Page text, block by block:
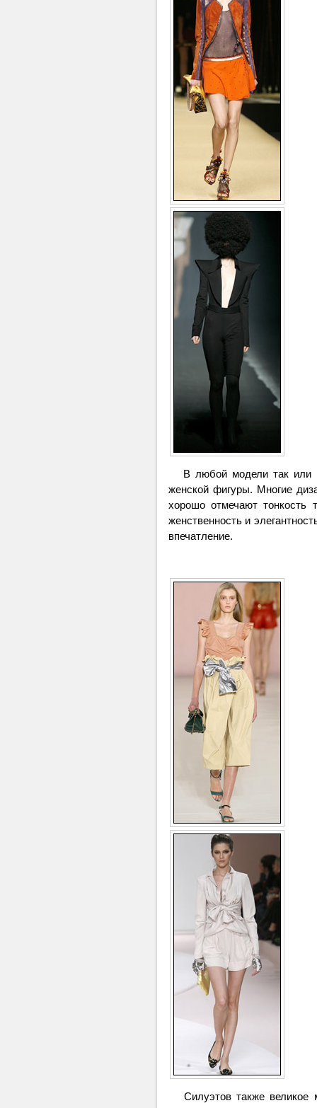
В любой модели так или
женской фигуры. Многие
хорошо отмечают тонкость
женственность и
впечатление.
Силуэтов также великое